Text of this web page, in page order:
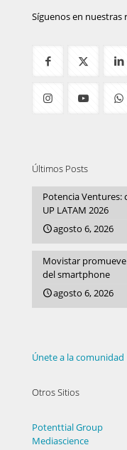
Síguenos en nuestras
Últimos Posts
Potencia Ventures:
UP LATAM 2026
agosto 6, 2026
Movistar
del smartphone
agosto 6, 2026
Únete a la comunidad
Otros Sitios
Potenttial Group
Mediascience